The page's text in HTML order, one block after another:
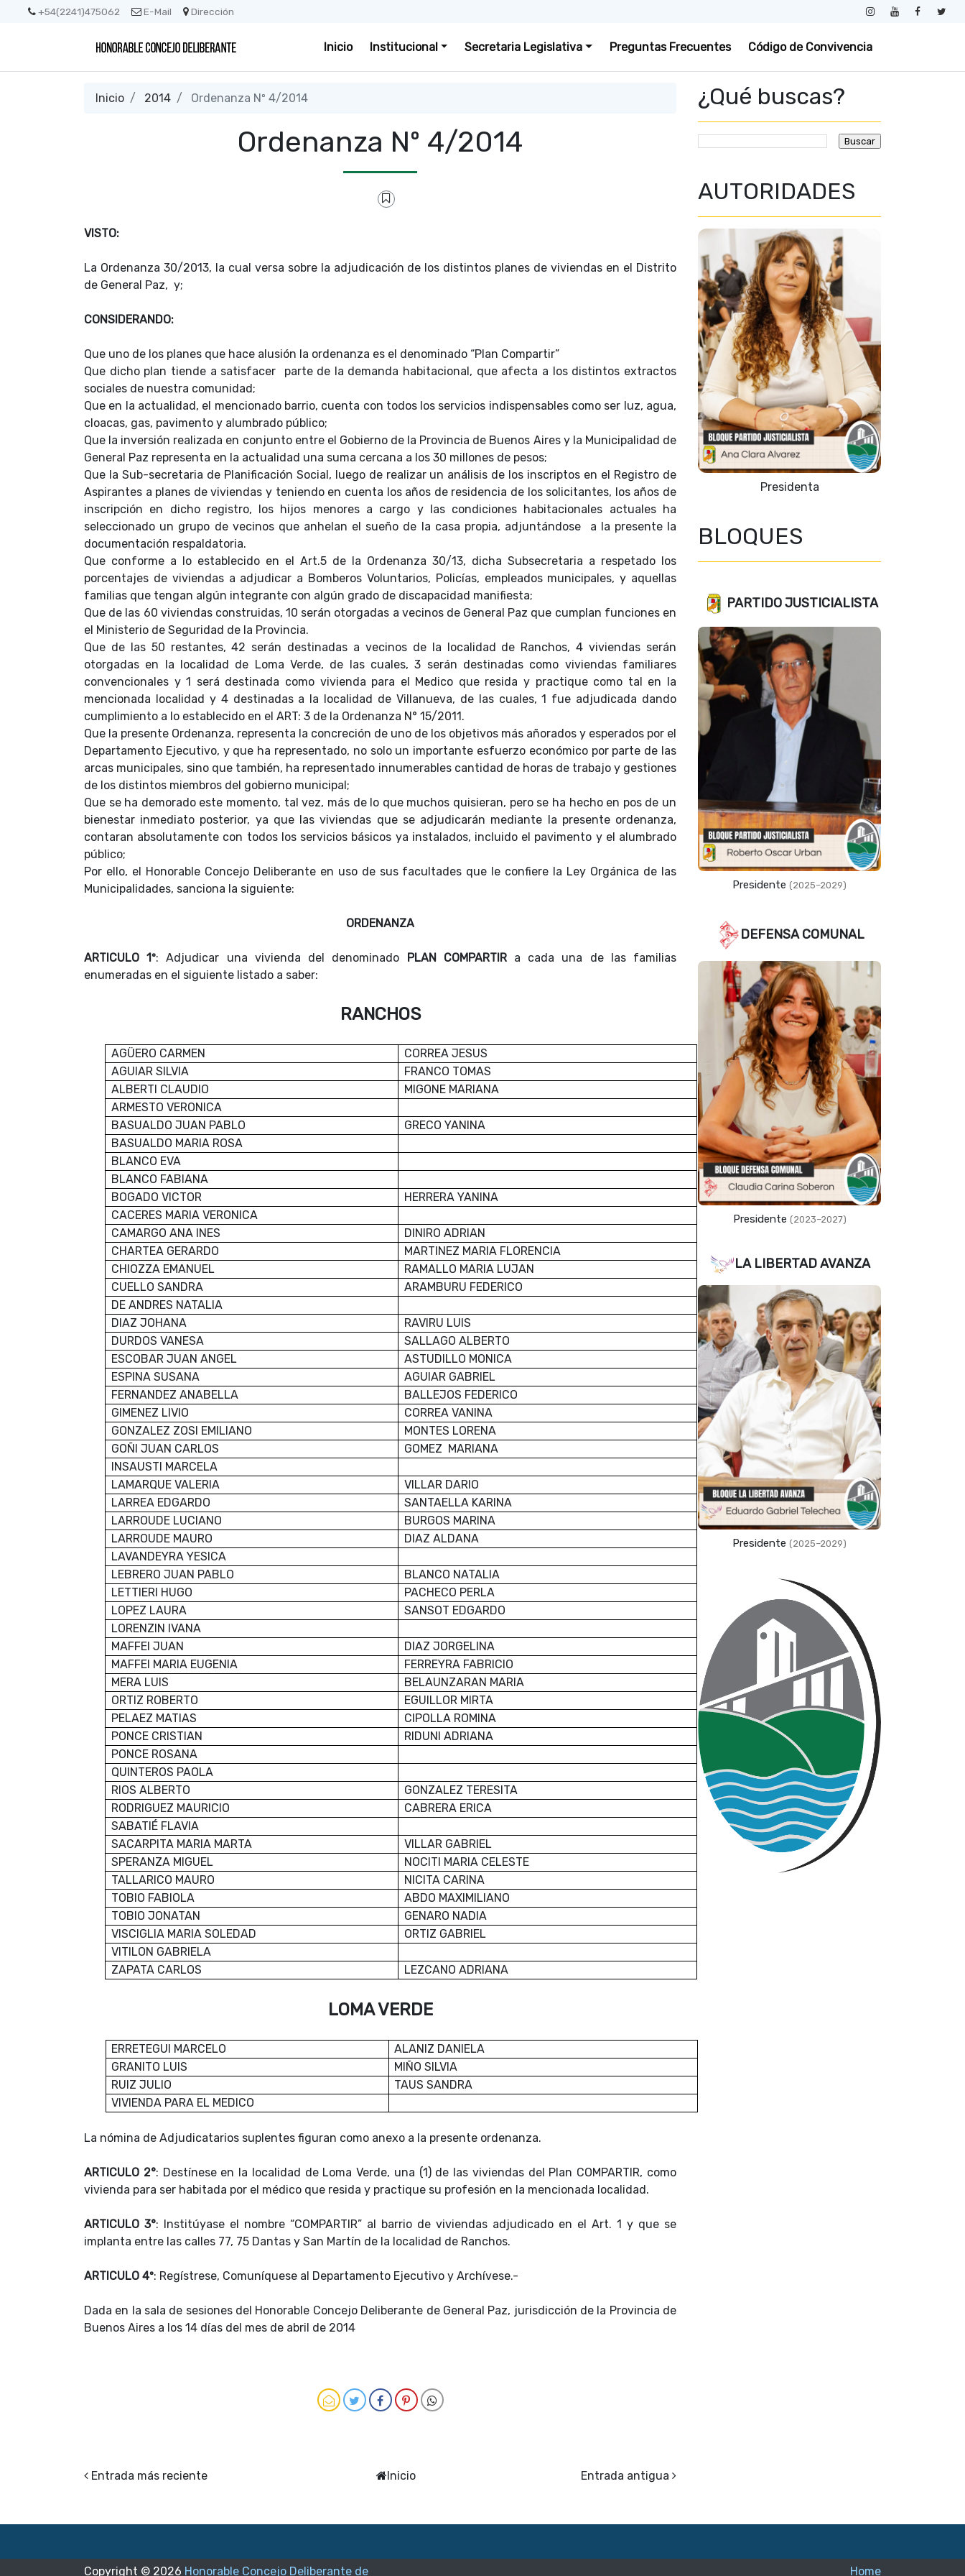
+54(2241)475062 E-Mail Dirección
Inicio Institucional Secretaria Legislativa Preguntas Frecuentes Código de Convivencia
Inicio 2014 Ordenanza Nº 4/2014
Ordenanza Nº 4/2014
VISTO:
La Ordenanza 30/2013, la cual versa sobre la adjudicación de los distintos planes de viviendas en el Distrito
de General Paz, y;
CONSIDERANDO:
Que uno de los planes que hace alusión la ordenanza es el denominado “Plan Compartir”
Que dicho plan tiende a satisfacer parte de la demanda habitacional, que afecta a los distintos extractos
sociales de nuestra comunidad;
Que en la actualidad, el mencionado barrio, cuenta con todos los servicios indispensables como ser luz, agua,
cloacas, gas, pavimento y alumbrado público;
Que la inversión realizada en conjunto entre el Gobierno de la Provincia de Buenos Aires y la Municipalidad de
General Paz representa en la actualidad una suma cercana a los 30 millones de pesos;
Que la Sub-secretaria de Planificación Social, luego de realizar un análisis de los inscriptos en el Registro de
Aspirantes a planes de viviendas y teniendo en cuenta los años de residencia de los solicitantes, los años de
inscripción en dicho registro, los hijos menores a cargo y las condiciones habitacionales actuales ha
seleccionado un grupo de vecinos que anhelan el sueño de la casa propia, adjuntándose a la presente la
documentación respaldatoria.
Que conforme a lo establecido en el Art.5 de la Ordenanza 30/13, dicha Subsecretaria a respetado los
porcentajes de viviendas a adjudicar a Bomberos Voluntarios, Policías, empleados municipales, y aquellas
familias que tengan algún integrante con algún grado de discapacidad manifiesta;
Que de las 60 viviendas construidas, 10 serán otorgadas a vecinos de General Paz que cumplan funciones en
el Ministerio de Seguridad de la Provincia.
Que de las 50 restantes, 42 serán destinadas a vecinos de la localidad de Ranchos, 4 viviendas serán
otorgadas en la localidad de Loma Verde, de las cuales, 3 serán destinadas como viviendas familiares
convencionales y 1 será destinada como vivienda para el Medico que resida y practique como tal en la
mencionada localidad y 4 destinadas a la localidad de Villanueva, de las cuales, 1 fue adjudicada dando
cumplimiento a lo establecido en el ART: 3 de la Ordenanza N° 15/2011.
Que la presente Ordenanza, representa la concreción de uno de los objetivos más añorados y esperados por el
Departamento Ejecutivo, y que ha representado, no solo un importante esfuerzo económico por parte de las
arcas municipales, sino que también, ha representado innumerables cantidad de horas de trabajo y gestiones
de los distintos miembros del gobierno municipal;
Que se ha demorado este momento, tal vez, más de lo que muchos quisieran, pero se ha hecho en pos de un
bienestar inmediato posterior, ya que las viviendas que se adjudicarán mediante la presente ordenanza,
contaran absolutamente con todos los servicios básicos ya instalados, incluido el pavimento y el alumbrado
público;
Por ello, el Honorable Concejo Deliberante en uso de sus facultades que le confiere la Ley Orgánica de las
Municipalidades, sanciona la siguiente:
ORDENANZA
ARTICULO 1º: Adjudicar una vivienda del denominado PLAN COMPARTIRa cada una de las familias
enumeradas en el siguiente listado a saber:
RANCHOS
AGÜERO CARMEN
CORREA JESUS
AGUIAR SILVIA
FRANCO TOMAS
ALBERTI CLAUDIO
MIGONE MARIANA
ARMESTO VERONICA
BASUALDO JUAN PABLO
GRECO YANINA
BASUALDO MARIA ROSA
BLANCO EVA
BLANCO FABIANA
BOGADO VICTOR
HERRERA YANINA
CACERES MARIA VERONICA
CAMARGO ANA INES
DINIRO ADRIAN
CHARTEA GERARDO
MARTINEZ MARIA FLORENCIA
CHIOZZA EMANUEL
RAMALLO MARIA LUJAN
CUELLO SANDRA
ARAMBURU FEDERICO
DE ANDRES NATALIA
DIAZ JOHANA
RAVIRU LUIS
DURDOS VANESA
SALLAGO ALBERTO
ESCOBAR JUAN ANGEL
ASTUDILLO MONICA
ESPINA SUSANA
AGUIAR GABRIEL
FERNANDEZ ANABELLA
BALLEJOS FEDERICO
GIMENEZ LIVIO
CORREA VANINA
GONZALEZ ZOSI EMILIANO
MONTES LORENA
GOÑI JUAN CARLOS
GOMEZ MARIANA
INSAUSTI MARCELA
LAMARQUE VALERIA
VILLAR DARIO
LARREA EDGARDO
SANTAELLA KARINA
LARROUDE LUCIANO
BURGOS MARINA
LARROUDE MAURO
DIAZ ALDANA
LAVANDEYRA YESICA
LEBRERO JUAN PABLO
BLANCO NATALIA
LETTIERI HUGO
PACHECO PERLA
LOPEZ LAURA
SANSOT EDGARDO
LORENZIN IVANA
MAFFEI JUAN
DIAZ JORGELINA
MAFFEI MARIA EUGENIA
FERREYRA FABRICIO
MERA LUIS
BELAUNZARAN MARIA
ORTIZ ROBERTO
EGUILLOR MIRTA
PELAEZ MATIAS
CIPOLLA ROMINA
PONCE CRISTIAN
RIDUNI ADRIANA
PONCE ROSANA
QUINTEROS PAOLA
RIOS ALBERTO
GONZALEZ TERESITA
RODRIGUEZ MAURICIO
CABRERA ERICA
SABATIÉ FLAVIA
SACARPITA MARIA MARTA
VILLAR GABRIEL
SPERANZA MIGUEL
NOCITI MARIA CELESTE
TALLARICO MAURO
NICITA CARINA
TOBIO FABIOLA
ABDO MAXIMILIANO
TOBIO JONATAN
GENARO NADIA
VISCIGLIA MARIA SOLEDAD
ORTIZ GABRIEL
VITILON GABRIELA
ZAPATA CARLOS
LEZCANO ADRIANA
LOMA VERDE
ERRETEGUI MARCELO
ALANIZ DANIELA
GRANITO LUIS
MIÑO SILVIA
RUIZ JULIO
TAUS SANDRA
VIVIENDA PARA EL MEDICO
La nómina de Adjudicatarios suplentes figuran como anexo a la presente ordenanza.
ARTICULO 2°: Destínese en la localidad de Loma Verde, una (1) de las viviendas del Plan COMPARTIR, como
vivienda para ser habitada por el médico que resida y practique su profesión en la mencionada localidad.
ARTICULO 3°: Institúyase el nombre “COMPARTIR” al barrio de viviendas adjudicado en el Art. 1 y que se
implanta entre las calles 77, 75 Dantas y San Martín de la localidad de Ranchos.
ARTICULO 4º: Regístrese, Comuníquese al Departamento Ejecutivo y Archívese.-
Dada en la sala de sesiones del Honorable Concejo Deliberante de General Paz, jurisdicción de la Provincia de
Buenos Aires a los 14 días del mes de abril de 2014
Entrada más reciente Entrada antigua
Inicio
¿Qué buscas?
AUTORIDADES
Presidenta
BLOQUES
PARTIDO JUSTICIALISTA
Presidente (2025–2029)
DEFENSA COMUNAL
Presidente (2023–2027)
LA LIBERTAD AVANZA
Presidente (2025–2029)
Copyright © 2026 Honorable Concejo Deliberante de Home